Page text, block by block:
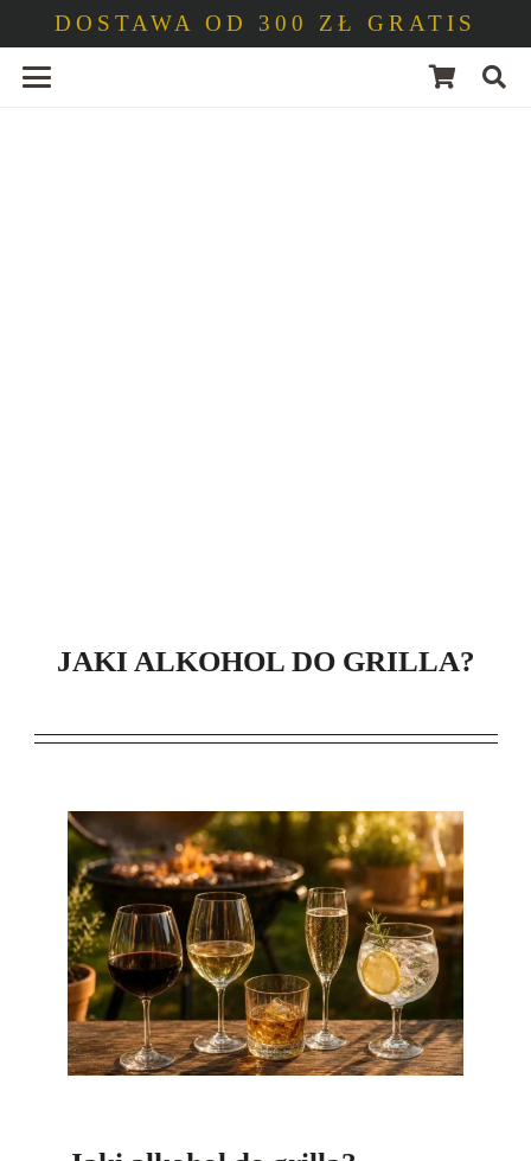
DOSTAWA OD 300 ZŁ GRATIS
JAKI ALKOHOL DO GRILLA?